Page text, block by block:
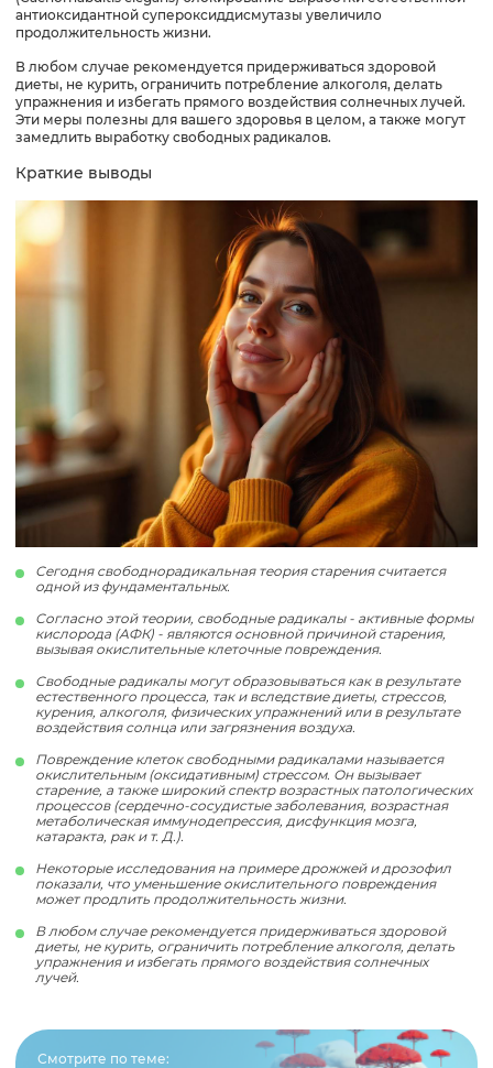
антиоксидантной супероксиддисмутазы увеличило
продолжительность жизни.
В любом случае рекомендуется придерживаться здоровой
диеты, не курить, ограничить потребление алкоголя, делать
упражнения и избегать прямого воздействия солнечных лучей.
Эти меры полезны для вашего здоровья в целом, а также могут
замедлить выработку свободных радикалов.
Краткие выводы
Сегодня свободнорадикальная теория старения считается
одной из фундаментальных.
Согласно этой теории, свободные радикалы - активные формы
кислорода (АФК) - являются основной причиной старения,
вызывая окислительные клеточные повреждения.
Свободные радикалы могут образовываться как в результате
естественного процесса, так и вследствие диеты, стрессов,
курения, алкоголя, физических упражнений или в результате
воздействия солнца или загрязнения воздуха.
Повреждение клеток свободными радикалами называется
окислительным (оксидативным) стрессом. Он вызывает
старение, а также широкий спектр возрастных патологических
процессов (сердечно-сосудистые заболевания, возрастная
метаболическая иммунодепрессия, дисфункция мозга,
катаракта, рак и т. Д.).
Некоторые исследования на примере дрожжей и дрозофил
показали, что уменьшение окислительного повреждения
может продлить продолжительность жизни.
В любом случае рекомендуется придерживаться здоровой
диеты, не курить, ограничить потребление алкоголя, делать
упражнения и избегать прямого воздействия солнечных
лучей.
Смотрите по теме: